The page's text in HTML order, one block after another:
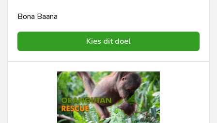
Bona Baana
Kies dit doel